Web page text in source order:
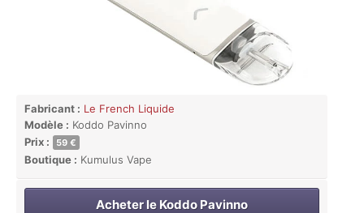
Fabricant : Le French Liquide
Modèle : Koddo Pavinno
Prix :
59 €
Boutique : Kumulus Vape
Acheter le Koddo Pavinno